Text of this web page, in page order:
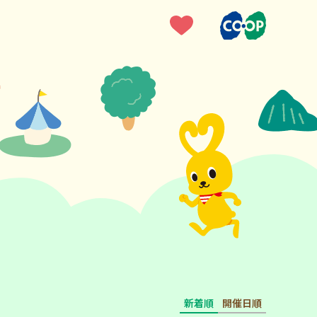
新着順 開催日順